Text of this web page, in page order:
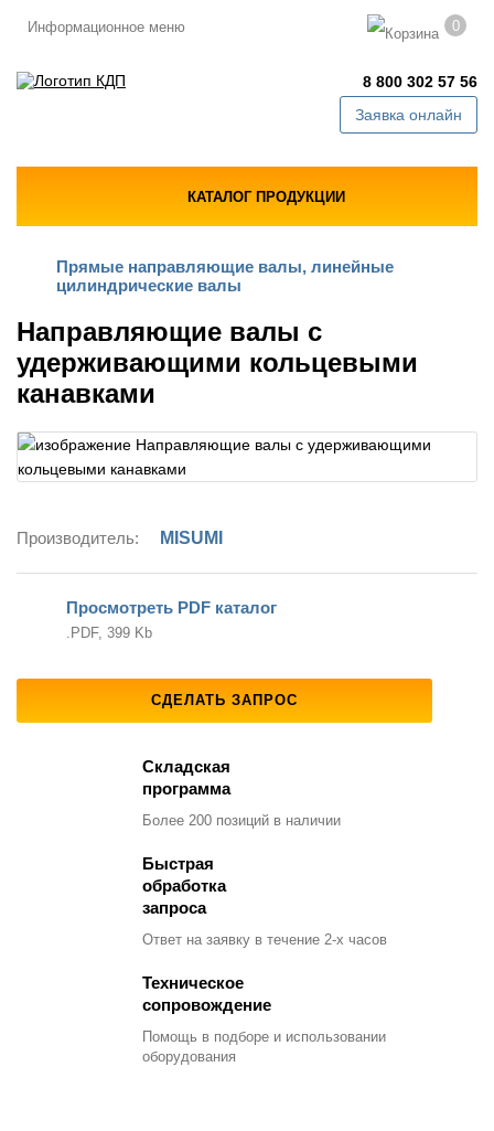
Информационное меню 0
8 800 302 57 56
Заявка онлайн
КАТАЛОГ ПРОДУКЦИИ
Прямые направляющие валы, линейные
цилиндрические валы
Направляющие валы с
удерживающими кольцевыми
канавками
Производитель: MISUMI
Просмотреть PDF каталог
.PDF, 399 Kb
СДЕЛАТЬ ЗАПРОС
Складская
программа
Более 200 позиций в наличии
Быстрая
обработка
запроса
Ответ на заявку в течение 2-х часов
Техническое
сопровождение
Помощь в подборе и использовании
оборудования